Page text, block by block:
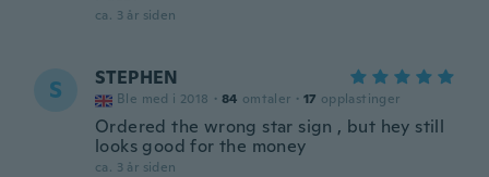
ca. 3 år siden
S STEPHEN
Ble med i 2018 · 84 omtaler · 17 opplastinger
Ordered the wrong star sign , but hey still
looks good for the money
ca. 3 år siden